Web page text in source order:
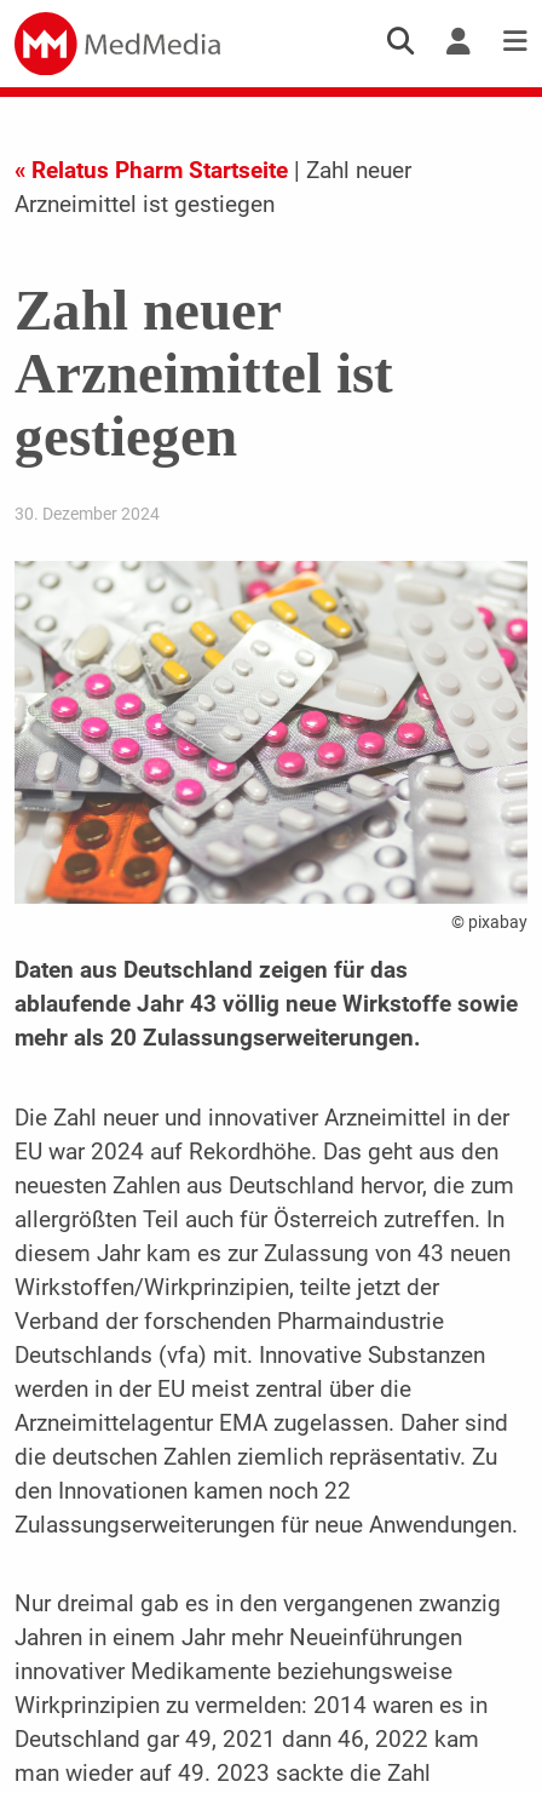
« Relatus Pharm Startseite| Zahl neuer
Arzneimittel ist gestiegen
Zahl neuer
Arzneimittel ist
gestiegen
30. Dezember 2024
© pixabay
Daten aus Deutschland zeigen für das
ablaufende Jahr 43 völlig neue Wirkstoffe sowie
mehr als 20 Zulassungserweiterungen.
Die Zahl neuer und innovativer Arzneimittel in der
EU war 2024 auf Rekordhöhe. Das geht aus den
neuesten Zahlen aus Deutschland hervor, die zum
allergrößten Teil auch für Österreich zutreffen. In
diesem Jahr kam es zur Zulassung von 43 neuen
Wirkstoffen/Wirkprinzipien, teilte jetzt der
Verband der forschenden Pharmaindustrie
Deutschlands (vfa) mit. Innovative Substanzen
werden in der EU meist zentral über die
Arzneimittelagentur EMA zugelassen. Daher sind
die deutschen Zahlen ziemlich repräsentativ. Zu
den Innovationen kamen noch 22
Zulassungserweiterungen für neue Anwendungen.
Nur dreimal gab es in den vergangenen zwanzig
Jahren in einem Jahr mehr Neueinführungen
innovativer Medikamente beziehungsweise
Wirkprinzipien zu vermelden: 2014 waren es in
Deutschland gar 49, 2021 dann 46, 2022 kam
man wieder auf 49. 2023 sackte die Zahl